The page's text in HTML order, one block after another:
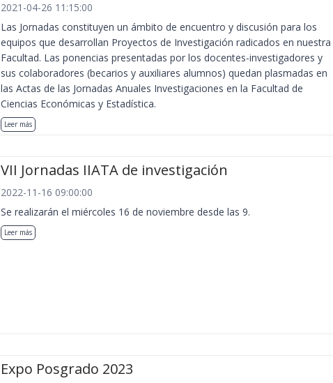
2021-04-26 11:15:00
Las Jornadas constituyen un ámbito de encuentro y discusión para los
equipos que desarrollan Proyectos de Investigación radicados en nuestra
Facultad. Las ponencias presentadas por los docentes-investigadores y
sus colaboradores (becarios y auxiliares alumnos) quedan plasmadas en
las Actas de las Jornadas Anuales Investigaciones en la Facultad de
Ciencias Económicas y Estadística.
Leer más
VII Jornadas IIATA de investigación
2022-11-16 09:00:00
Se realizarán el miércoles 16 de noviembre desde las 9.
Leer más
Expo Posgrado 2023